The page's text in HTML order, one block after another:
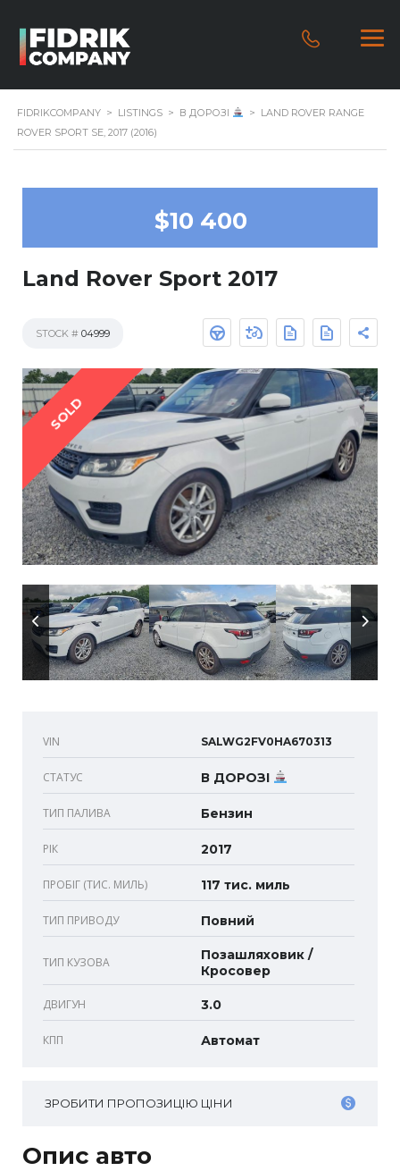
FIDRIKCOMPANY > LISTINGS > В ДОРОЗІ > LAND ROVER RANGE
ROVER SPORT SE, 2017 (2016)
$10 400
Land Rover Sport 2017
STOCK # 04999
SOLD
VIN SALWG2FV0HA670313
СТАТУС В ДОРОЗІ
ТИП ПАЛИВА Бензин
РІК 2017
ПРОБІГ (ТИС. МИЛЬ) 117 тис. миль
ТИП ПРИВОДУ Повний
ТИП КУЗОВА
Позашляховик /
Кросовер
ДВИГУН 3.0
КПП Автомат
ЗРОБИТИ ПРОПОЗИЦІЮ ЦІНИ
Опис авто